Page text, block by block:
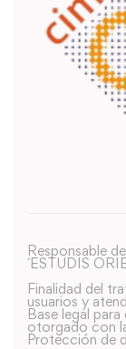
Responsable
´ESTUDIS
Finalidad del
usuarios y
Base legal
otorgado con
Protección de